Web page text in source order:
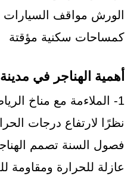
الورش مواقف
كمساحات سكنية مؤقتة
أهمية الهناجر في
1- الملاءمة مع مناخ الرياض
نظرًا لارتفاع درجات
فصول السنة تصمم
عازلة للحرارة ومقاومة